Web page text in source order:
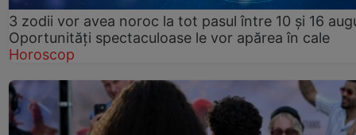
3 zodii vor avea noroc la tot pasul între 10 și 16
Oportunități spectaculoase le vor apărea în cale
Horoscop